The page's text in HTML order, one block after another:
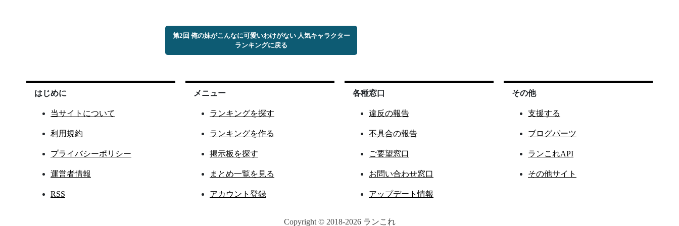
第2回 俺の妹がこんなに可愛いわけがない 人気キャラクター
ランキングに戻る
はじめに
当サイトについて
利用規約
プライバシーポリシー
運営者情報
RSS
メニュー
ランキングを探す
ランキングを作る
掲示板を探す
まとめ一覧を見る
アカウント登録
各種窓口
違反の報告
不具合の報告
ご要望窓口
お問い合わせ窓口
アップデート情報
その他
支援する
ブログパーツ
ランこれAPI
その他サイト
Copyright © 2018-2026 ランこれ